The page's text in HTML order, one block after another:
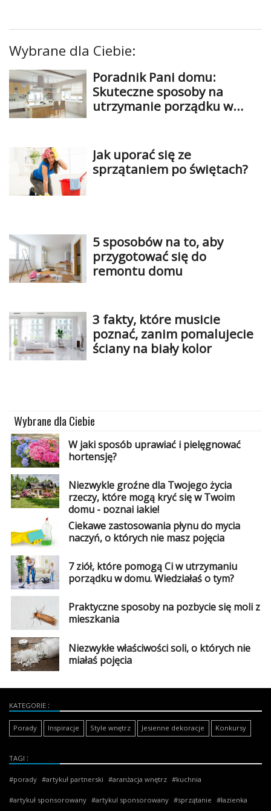
Wybrane dla Ciebie:
Poradnik Pani domu:
Skuteczne sposoby na
utrzymanie porządku w
Jak uporać się ze
sprzątaniem po świętach?
5 sposobów na to, aby
przygotować się do
remontu domu
3 fakty, które musicie
poznać, zanim pomalujecie
ściany na biały kolor
Wybrane dla Ciebie
W jaki sposób uprawiać i pielęgnować
hortensję?
Niezwykle groźne dla Twojego życia
rzeczy, które mogą kryć się w Twoim
domu - poznaj jakie!
Ciekawe zastosowania płynu do mycia
naczyń, o których nie masz pojęcia
7 ziół, które pomogą Ci w utrzymaniu
porządku w domu. Wiedziałaś o tym?
Praktyczne sposoby na pozbycie się moli z
mieszkania
Niezwykłe właściwości soli, o których nie
miałaś pojęcia
KATEGORIE
Porady Inspiracje Style wnętrz Jesienne dekoracje Konkursy
TAGI
porady artykuł partnerski aranżacja wnętrz kuchnia
artykuł sponsorowany artykul sponsorowany sprzątanie łazienka